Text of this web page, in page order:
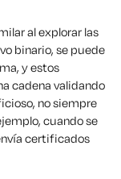
al explorar las
binario, se puede
y estos
cadena validando
no siempre
cuando se
certificados